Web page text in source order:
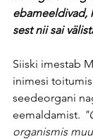
ebameeldivad,
sest nii sai
Siiski imestab
inimesi
seedeorgani
eemaldamist.
organismis